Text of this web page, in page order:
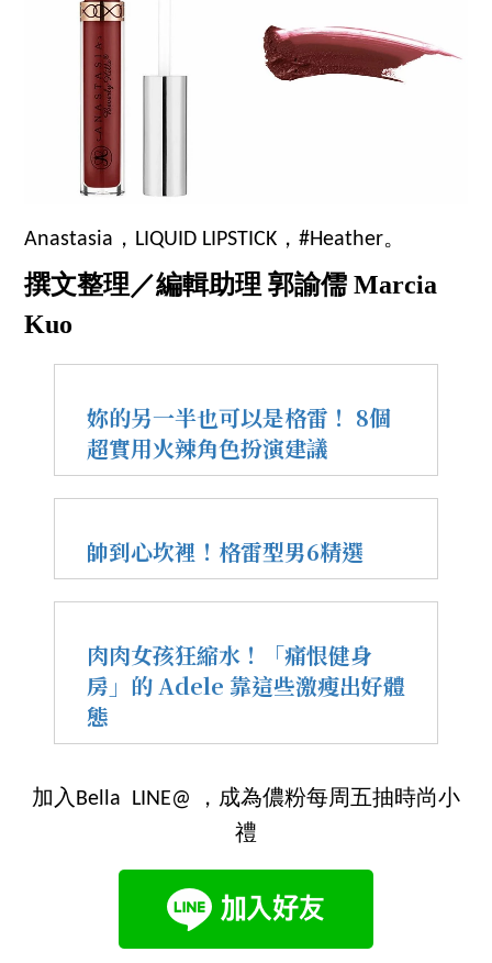
Anastasia，LIQUID LIPSTICK，#Heather。
撰文整理／編輯助理 郭諭儒 Marcia
Kuo
妳的另一半也可以是格雷！ 8個
超實用火辣角色扮演建議
帥到心坎裡！格雷型男6精選
肉肉女孩狂縮水！「痛恨健身
房」的 Adele 靠這些激瘦出好體
態
加入Bella LINE@ ，成為儂粉每周五抽時尚小
禮